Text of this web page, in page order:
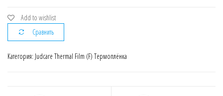
RTF
Thermal
RTF
Add to wishlist
Сравнить
Категория: Judcare Thermal Film (F) Термоплёнка